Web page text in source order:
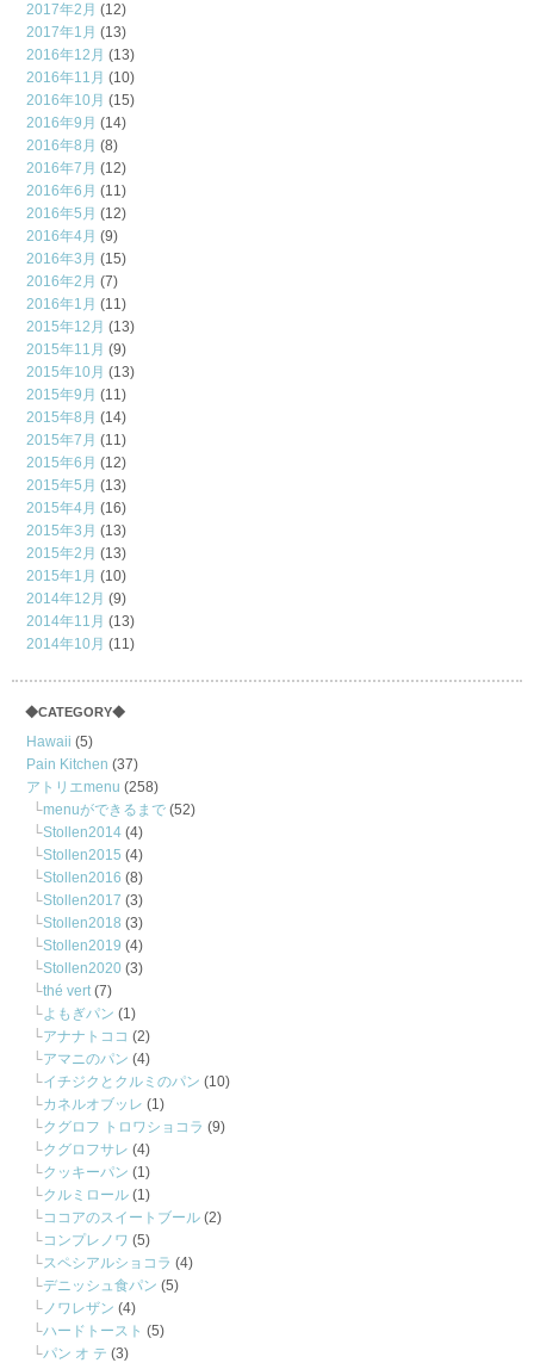
2017年2月 (12)
2017年1月 (13)
2016年12月 (13)
2016年11月 (10)
2016年10月 (15)
2016年9月 (14)
2016年8月 (8)
2016年7月 (12)
2016年6月 (11)
2016年5月 (12)
2016年4月 (9)
2016年3月 (15)
2016年2月 (7)
2016年1月 (11)
2015年12月 (13)
2015年11月 (9)
2015年10月 (13)
2015年9月 (11)
2015年8月 (14)
2015年7月 (11)
2015年6月 (12)
2015年5月 (13)
2015年4月 (16)
2015年3月 (13)
2015年2月 (13)
2015年1月 (10)
2014年12月 (9)
2014年11月 (13)
2014年10月 (11)
◆CATEGORY◆
Hawaii (5)
Pain Kitchen (37)
アトリエmenu (258)
menuができるまで (52)
Stollen2014 (4)
Stollen2015 (4)
Stollen2016 (8)
Stollen2017 (3)
Stollen2018 (3)
Stollen2019 (4)
Stollen2020 (3)
thé vert(7)
よもぎパン (1)
アナナトココ (2)
アマニのパン (4)
イチジクとクルミのパン (10)
カネルオブッレ (1)
クグロフ トロワショコラ (9)
クグロフサレ (4)
クッキーパン (1)
クルミロール (1)
ココアのスイートブール (2)
コンプレノワ (5)
スペシアルショコラ (4)
デニッシュ食パン (5)
ノワレザン (4)
ハードトースト (5)
パン オ テ (3)